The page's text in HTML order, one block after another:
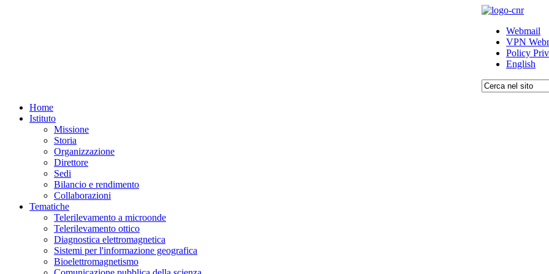
Webmail
VPN
Policy
English
Home
Istituto
Missione
Storia
Organizzazione
Direttore
Sedi
Bilancio e rendimento
Collaborazioni
Tematiche
Telerilevamento a microonde
Telerilevamento ottico
Diagnostica elettromagnetica
Sistemi per l'informazione geografica
Bioelettromagnetismo